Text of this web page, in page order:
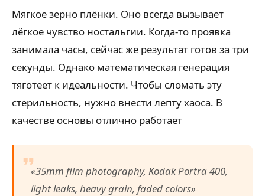
Мягкое зерно плёнки. Оно всегда вызывает
лёгкое чувство ностальгии. Когда-то проявка
занимала часы, сейчас же результат готов за три
секунды. Однако математическая генерация
тяготеет к идеальности. Чтобы сломать эту
стерильность, нужно внести лепту хаоса. В
качестве основы отлично работает
«35mm film photography, Kodak Portra 400,
light leaks, heavy grain, faded colors»